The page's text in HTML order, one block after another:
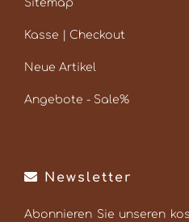
Sitemap
Kasse | Checkout
Neue Artikel
Angebote - Sale%
Newsletter
Abonnieren Sie unseren